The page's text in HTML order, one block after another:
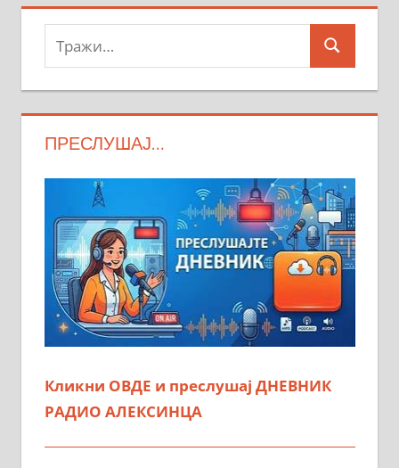
Тражи:
Search
ПРЕСЛУШАЈ…
Кликни ОВДЕ и преслушај ДНЕВНИК
РАДИО АЛЕКСИНЦА